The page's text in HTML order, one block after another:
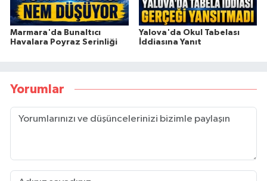
Marmara'da Bunaltıcı
Havalara Poyraz Serinliği
Yalova'da Okul Tabelası
İddiasına Yanıt
Yorumlar